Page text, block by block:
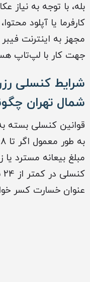
بله، با توجه به نیاز
کارفرما یا آپلود
مجهز به اینترنت
جهت کار با لپ‌تاپ
شرایط کنسلی
شمال تهران
قوانین کنسلی بسته
مبلغ بیعانه مسترد
عنوان خسارت کسر